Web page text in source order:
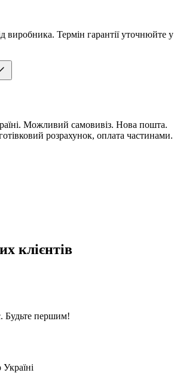
виробника. Термін гарантії уточнюйте у
Можливий самовивіз. Нова пошта.
розрахунок, оплата частинами.
клієнтів
Будьте першим!